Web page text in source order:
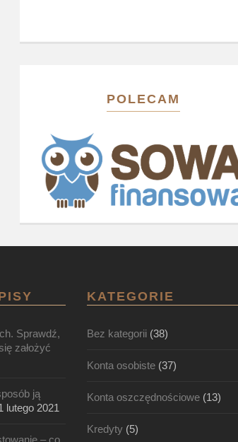
POLECAM
Sprawdź,
założyć
ją
lutego 2021
KATEGORIE
Bez kategorii (38)
Konta osobiste (37)
Konta oszczędnościowe (13)
Kredyty (5)